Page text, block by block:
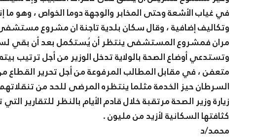
في غياب الأشعة وحتى المخابر والوجهة دوما الخواص ، وهو
وتكاليف إضافية ، وقال سكان بلدية تاجنة ان مشروع مستشفى
مران فمشروع المستشفى ينتظر أن يُستكمل بعد أن بقي
وتستدعي أوضاع الصحة بالولاية تدخل الوزير من أجل ترتيب
متعفن ، في مقابل المطالب المرفوعة من أجل تحرير القطاع
السرطان حيز الخدمة مثلما ينتظره المرضى للحد من
زيارة وزير الصحة مرتقبة خلال قادم الأيام بالنظر للتقارير
كثافتها السكانية لأزيد من مليون .
محمد/د